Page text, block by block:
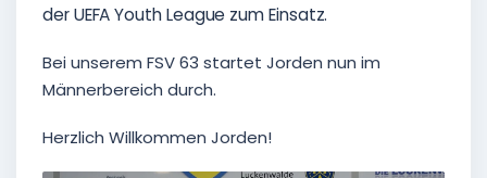
der UEFA Youth League zum Einsatz.
Bei unserem FSV 63 startet Jorden nun im
Männerbereich durch.
Herzlich Willkommen Jorden!